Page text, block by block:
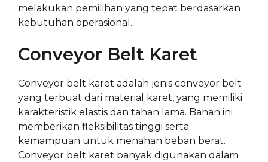
melakukan pemilihan yang tepat berdasarkan
kebutuhan operasional.
Conveyor Belt Karet
Conveyor belt karet adalah jenis conveyor belt
yang terbuat dari material karet, yang memiliki
karakteristik elastis dan tahan lama. Bahan ini
memberikan fleksibilitas tinggi serta
kemampuan untuk menahan beban berat.
Conveyor belt karet banyak digunakan dalam